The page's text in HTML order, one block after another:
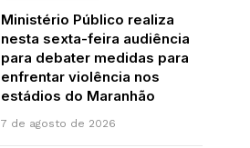
Ministério Público realiza
nesta sexta-feira audiência
para debater medidas para
enfrentar violência nos
estádios do Maranhão
7 de agosto de 2026